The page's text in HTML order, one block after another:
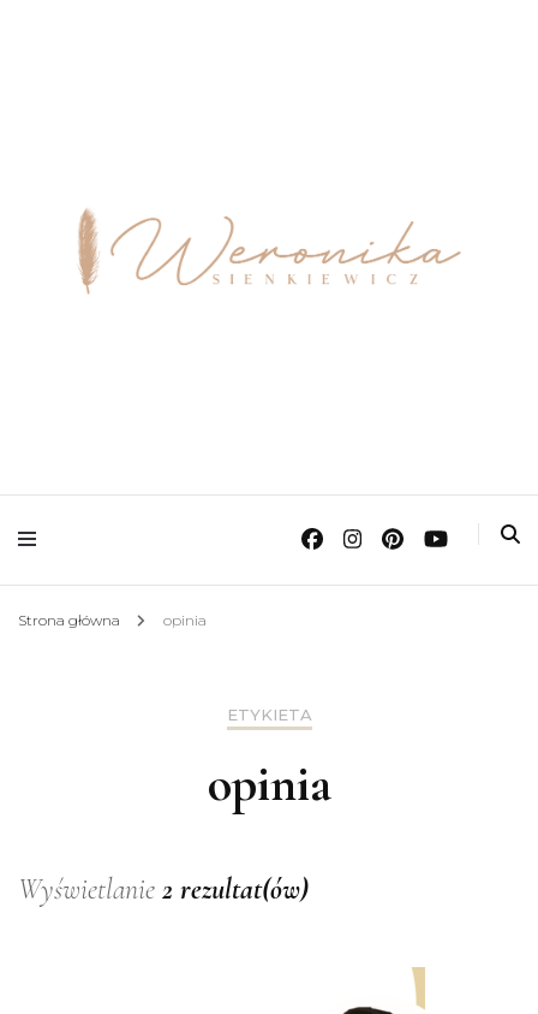
Strona główna opinia
ETYKIETA
opinia
Wyświetlanie 2 rezultat(ów)